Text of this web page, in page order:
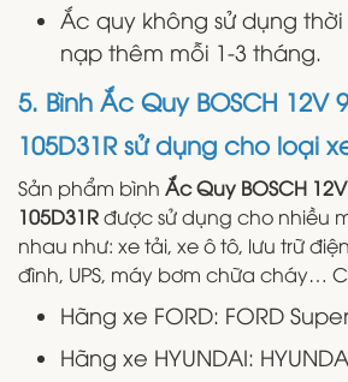
Ắc quy không sử dụng
nạp thêm mỗi 1-3 tháng.
5. Bình Ắc Quy BOSCH 12V
105D31R sử dụng cho loại
Sản phẩm bình Ắc Quy BOSCH
105D31Rđược sử dụng cho nhiều
nhau như: xe tải, xe ô tô, lưu trữ
đình, UPS, máy bơm chữa cháy…
Hãng xe FORD: FORD
Hãng xe HYUNDAI: